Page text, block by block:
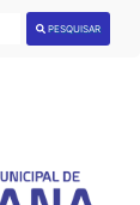
PESQUISAR